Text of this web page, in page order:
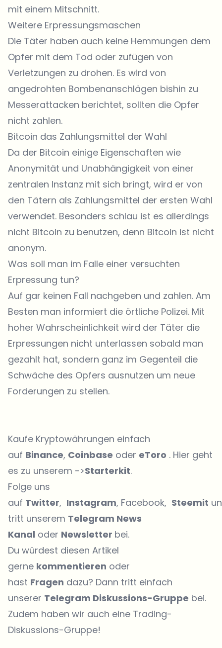
mit einem Mitschnitt.
Weitere Erpressungsmaschen
Die Täter haben auch keine Hemmungen dem
Opfer mit dem Tod oder zufügen von
Verletzungen zu drohen. Es wird von
angedrohten Bombenanschlägen bishin zu
Messerattacken berichtet, sollten die Opfer
nicht zahlen.
Bitcoin das Zahlungsmittel der Wahl
Da der Bitcoin einige Eigenschaften wie
Anonymität und Unabhängigkeit von einer
zentralen Instanz mit sich bringt, wird er von
den Tätern als Zahlungsmittel der ersten Wahl
verwendet. Besonders schlau ist es allerdings
nicht Bitcoin zu benutzen, denn Bitcoin ist nicht
anonym.
Was soll man im Falle einer versuchten
Erpressung tun?
Auf gar keinen Fall nachgeben und zahlen. Am
Besten man informiert die örtliche Polizei. Mit
hoher Wahrscheinlichkeit wird der Täter die
Erpressungen nicht unterlassen sobald man
gezahlt hat, sondern ganz im Gegenteil die
Schwäche des Opfers ausnutzen um neue
Forderungen zu stellen.
Kaufe Kryptowährungen einfach
auf Binance, Coinbase oder eToro . Hier geht
es zu unserem ->Starterkit.
Folge uns
auf Twitter, Instagram, Facebook, Steemit
tritt unserem Telegram News
Kanal oder Newsletter bei.
Du würdest diesen Artikel
gerne kommentieren oder
hast Fragen dazu? Dann tritt einfach
unserer Telegram Diskussions-Gruppe bei.
Zudem haben wir auch eine Trading-
Diskussions-Gruppe!